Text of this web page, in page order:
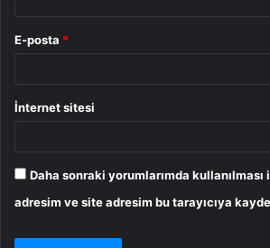
E-posta *
İnternet sitesi
Daha sonraki yorumlarımda kullanılması
adresim ve site adresim bu tarayıcıya